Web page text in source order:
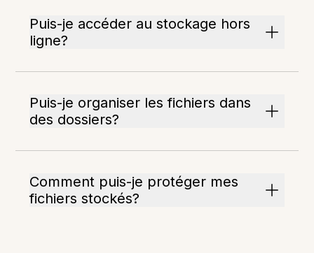
Puis-je accéder au stockage hors
ligne?
Puis-je organiser les fichiers dans
des dossiers?
Comment puis-je protéger mes
fichiers stockés?